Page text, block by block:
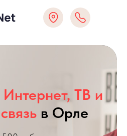
Интернет, ТВ и
в Орле